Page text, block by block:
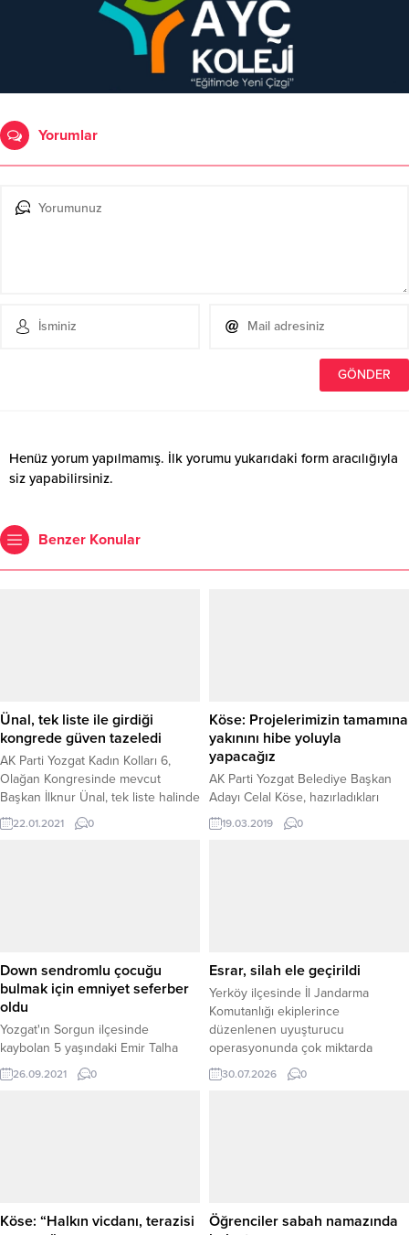
Yorumlar
Henüz yorum yapılmamış. İlk yorumu yukarıdaki form aracılığıyla
siz yapabilirsiniz.
Benzer Konular
Ünal, tek liste ile girdiği
kongrede güven tazeledi
AK Parti Yozgat Kadın Kolları 6,
Olağan Kongresinde mevcut
Başkan İlknur Ünal, tek liste halinde
girdiği seçimde güven tazeleyerek
yeniden başkan seçildi.
22.01.2021 0
Köse: Projelerimizin tamamına
yakınını hibe yoluyla
yapacağız
AK Parti Yozgat Belediye Başkan
Adayı Celal Köse, hazırladıkları
projelerin tamamına yakınını hibe
yöntemlerini kullanarak
19.03.2019 0
Down sendromlu çocuğu
bulmak için emniyet seferber
oldu
Yozgat'ın Sorgun ilçesinde
kaybolan 5 yaşındaki Emir Talha
Erdem isimli down sendromlu
çocuk için polis ekipleri seferber
26.09.2021 0
Esrar, silah ele geçirildi
Yerköy ilçesinde İl Jandarma
Komutanlığı ekiplerince
düzenlenen uyuşturucu
operasyonunda çok miktarda
uyuşturucu madde ile ruhsatsız
silah ve mühimmat ele geçirildi. İlçe
yapılan aramalarda çok sayıda suç
unsuruna ulaşıldı. ADRES VE...
30.07.2026 0
Köse: “Halkın vicdanı, terazisi
Öğrenciler sabah namazında